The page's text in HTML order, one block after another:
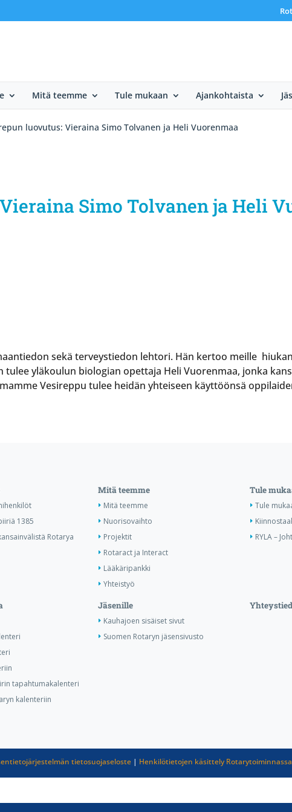
Mitä teemme Tule mukaan Ajankohtaista
luovutus: Vieraina Simo Tolvanen ja Heli Vuorenmaa
Simo Tolvanen ja Heli
sekä terveystiedon lehtori. Hän kertoo meille
yläkoulun biologian opettaja Heli Vuorenmaa, jonka
Vesireppu tulee heidän yhteiseen käyttöönsä
1385
Rotarya
Mitä teemme
Mitä teemme
Nuorisovaihto
Projektit
Rotaract ja Interact
Lääkäripankki
Yhteistyö
Tule
Tule
RYLA –
tapahtumakalenteri
kalenteriin
Jäsenille
Kauhajoen sisäiset sivut
Suomen Rotaryn jäsensivusto
tietosuojaseloste | Henkilötietojen käsittely Rotarytoiminnassa